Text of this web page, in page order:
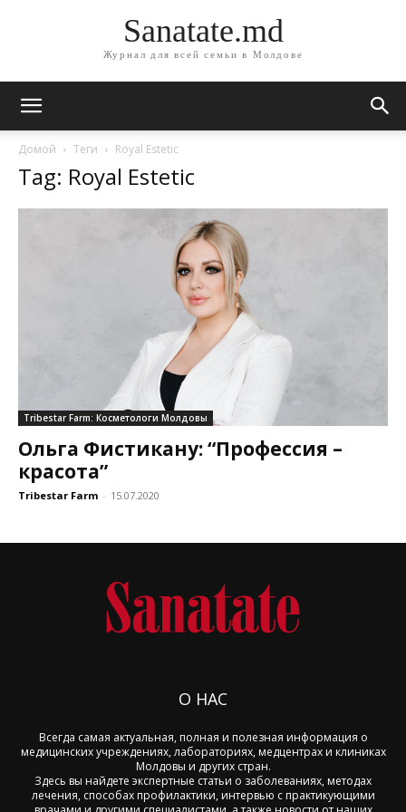
Sanatate.md
Журнал для всей семьи в Молдове
Домой Теги Royal Estetic
Tag: Royal Estetic
Tribestar Farm: Косметологи Молдовы
Ольга Фистикану: “Профессия –
красота”
Tribestar Farm - 15.07.2020
О НАС
Всегда самая актуальная, полная и полезная информация о
медицинских учреждениях, лабораториях, медцентрах и клиниках
Молдовы и других стран.
Здесь вы найдете экспертные статьи о заболеваниях, методах
лечения, способах профилактики, интервью с практикующими